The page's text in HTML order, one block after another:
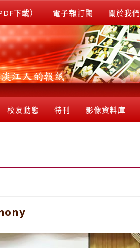
下載） 電子報訂閱 關於我們
校友動態 特刊 影像資料庫